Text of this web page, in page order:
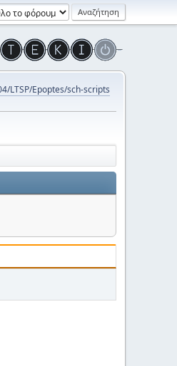
LTSP/Epoptes/sch-scripts